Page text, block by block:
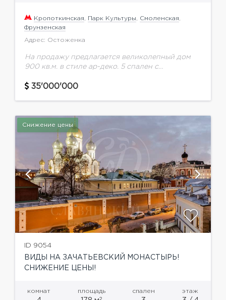
Кропоткинская Парк Культуры Смоленская
Фрунзенская
Адрес: Остоженка
На продажу предлагается великолепный дом
900 кв.м. в стиле ар-деко. 5 спален с
с камином, кабинет, эксплуатируемая
35'000'000
Снижение цены
ID 9054
ВИДЫ НА ЗАЧАТЬЕВСКИЙ МОНАСТЫРЬ!
СНИЖЕНИЕ ЦЕНЫ!
комнат площадь спален этаж